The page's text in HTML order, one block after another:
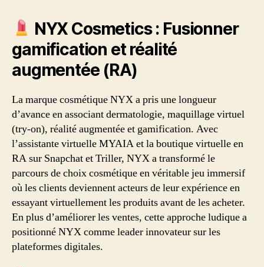
NYX Cosmetics : Fusionner
gamification et réalité
augmentée (RA)
La marque cosmétique NYX a pris une longueur
d’avance en associant dermatologie, maquillage virtuel
(try-on), réalité augmentée et gamification. Avec
l’assistante virtuelle MYAIA et la boutique virtuelle en
RA sur Snapchat et Triller, NYX a transformé le
parcours de choix cosmétique en véritable jeu immersif
où les clients deviennent acteurs de leur expérience en
essayant virtuellement les produits avant de les acheter.
En plus d’améliorer les ventes, cette approche ludique a
positionné NYX comme leader innovateur sur les
plateformes digitales.